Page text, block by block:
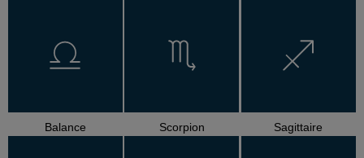
Balance Scorpion Sagittaire